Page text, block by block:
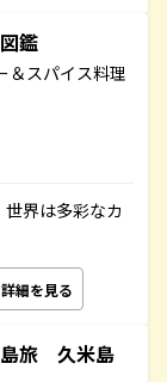
鑑
＆スパイス料理
界は多彩なカ
詳細を見る
旅 久米島